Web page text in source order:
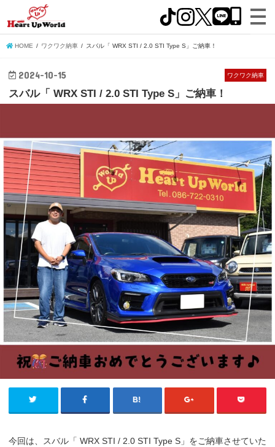
HOME ワクワク納車 スバル「 WRX STI / 2.0 STI Type S」ご納車！
ワクワク納車
2024-10-15
スバル「 WRX STI / 2.0 STI Type S」ご納車！
今回は、スバル「 WRX STI / 2.0 STI Type S」をご納車させていた